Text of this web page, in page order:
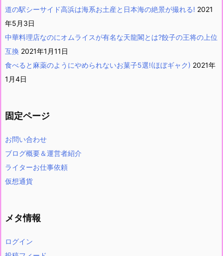
道の駅シーサイド高浜は海系お土産と日本海の絶景が撮れる! 2021
年5月3日
中華料理店なのにオムライスが有名な天龍閣とは?餃子の王将の上位
互換 2021年1月11日
食べると麻薬のようにやめられないお菓子5選!(ほぼギャク) 2021年
1月4日
固定ページ
お問い合わせ
ブログ概要＆運営者紹介
ライターお仕事依頼
仮想通貨
メタ情報
ログイン